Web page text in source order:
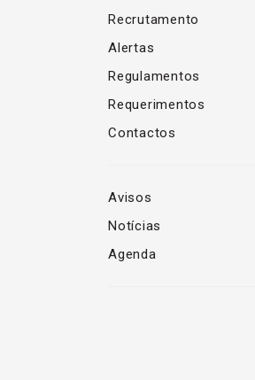
Recrutamento
Alertas
Regulamentos
Requerimentos
Contactos
Avisos
Notícias
Agenda